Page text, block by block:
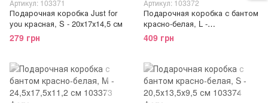
Артикул: 103371
Подарочная коробка Just for
you красная, S - 20х17х14,5 см
279 грн
Артикул: 103372
Подарочная коробка с бантом
красно-белая, L -
28,5х21,5х12,8 см
409 грн